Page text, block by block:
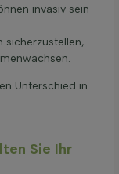
invasiv sein
sicherzustellen,
Unterschied in
Sie Ihr